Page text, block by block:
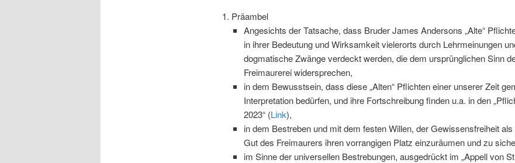
1. Präambel
Angesichts der Tatsache, dass Bruder James Andersons „Alte“
in ihrer Bedeutung und Wirksamkeit vielerorts durch Lehrmeinungen
dogmatische Zwänge verdeckt werden, die dem ursprünglichen Sinn
Freimaurerei widersprechen,
in dem Bewusstsein, dass diese „Alten“ Pflichten einer unserer Zeit
Interpretation bedürfen, und ihre Fortschreibung finden u.a. in den
2023“ (Link),
in dem Bestreben und mit dem festen Willen, der Gewissensfreiheit
Gut des Freimaurers ihren vorrangigen Platz einzuräumen und zu
im Sinne der universellen Bestrebungen, ausgedrückt im „Appell von